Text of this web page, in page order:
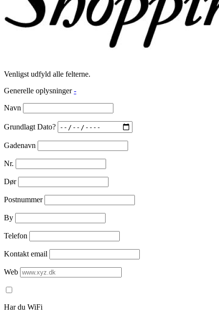
Venligst udfyld alle felterne.
Generelle oplysninger -
Navn
Grundlagt Dato?
Gadenavn
Nr.
Dør
Postnummer
By
Telefon
Kontakt email
Web
Har du WiFi